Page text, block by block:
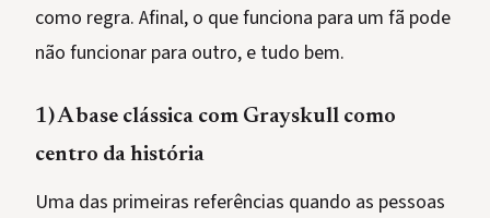
como regra. Afinal, o que funciona para um fã pode
não funcionar para outro, e tudo bem.
1) A base clássica com Grayskull como
centro da história
Uma das primeiras referências quando as pessoas